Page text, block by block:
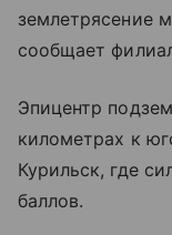
землетрясение
сообщает
Эпицентр
километрах к
Курильск, где
баллов.